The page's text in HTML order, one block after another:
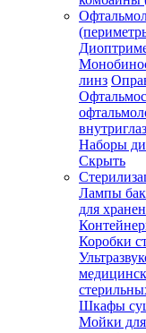
линз
Наборы
Скрыть
Лампы
для
Коробки
Шкафы
Мойки для